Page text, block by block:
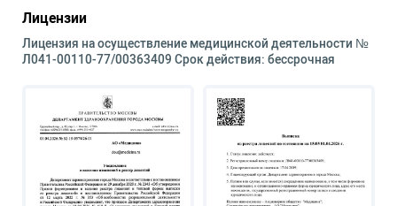
Лицензии
Лицензия на осуществление медицинской деятельности №
Л041-00110-77/00363409 Срок действия: бессрочная